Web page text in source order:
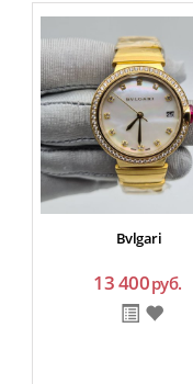
Bvlgari
13 400руб.